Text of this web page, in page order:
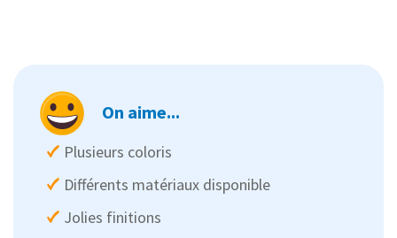
On aime...
Plusieurs coloris
Différents matériaux disponible
Jolies finitions